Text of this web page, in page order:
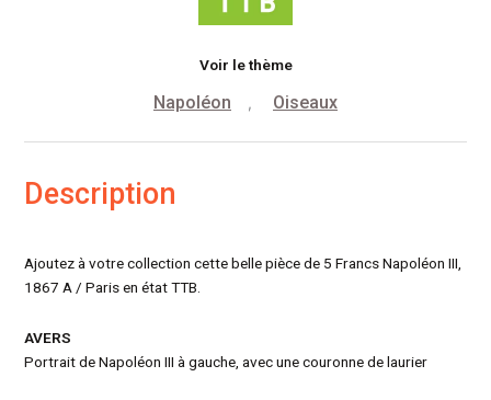
Voir le thème
Napoléon , Oiseaux
Description
Ajoutez à votre collection cette belle pièce de 5 Francs Napoléon III,
1867 A / Paris en état TTB.
AVERS
Portrait de Napoléon III à gauche, avec une couronne de laurier